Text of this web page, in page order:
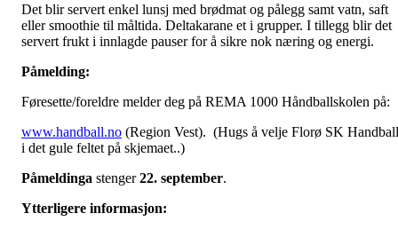
Det blir servert enkel lunsj med brødmat og pålegg samt vatn, saft
eller smoothie til måltida. Deltakarane et i grupper. I tillegg blir det
servert frukt i innlagde pauser for å sikre nok næring og energi.
Påmelding:
Føresette/foreldre melder deg på REMA 1000 Håndballskolen på:
www.handball.no (Region Vest). (Hugs å velje Florø SK Handball
i det gule feltet på skjemaet..)
Påmeldinga stenger22. september.
Ytterligere informasjon: